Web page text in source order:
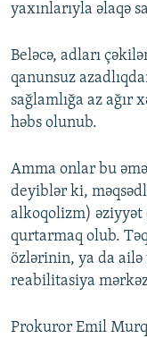
yaxınlarıyla əlaqə
Beləcə, adları
qanunsuz
sağlamlığa az
həbs olunub.
Amma onlar bu
deyiblər ki,
alkoqolizm) əziyyət
qurtarmaq olub.
özlərinin, ya da ailə
reabilitasiya
Prokuror Emil